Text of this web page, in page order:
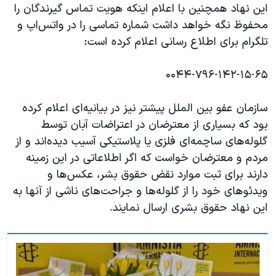
این نهاد همچنین با اعلام اینکه هویت تماس گیرندگان را
محفوظ نگه خواهد داشت شماره تماسی را در واتس‌اپ و
تلگرام برای اطلاع رسانی اعلام کرده است:
۰۰۴۴-۷۹۶-۱۴۲-۱۵-۶۵
سازمان عفو بین الملل پیشتر نیز در بیانیه‌‎ای اعلام کرده
بود که بسیاری از معترضان در اعتراضات آبان توسط
گلوله‌های ساچمه‌ای فلزی یا پلاستیکی آسیب دیده‌اند و از
مردم و معترضان خواست که اگر اطلاعاتی در این زمینه
دارند برای ثبت موارد نقض حقوق بشر، عکس‌ها و
ویدئوهای خود را از گلوله‌ها و جراحت‌های ناشی از آنها به
این نهاد حقوق بشری ارسال نمایند.